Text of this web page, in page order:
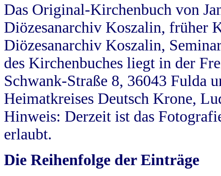
Das Original-Kirchenbuch von
Diözesanarchiv Koszalin, früher
Diözesanarchiv Koszalin,
des Kirchenbuches liegt in der
Schwank-Straße 8, 36043 Fulda
Heimatkreises Deutsch Krone,
Hinweis: Derzeit ist das
erlaubt.
Die Reihenfolge der Einträge